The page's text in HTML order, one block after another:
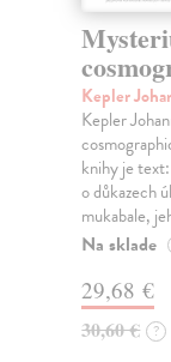
Kepler
Kepler
knihy je
o důkazech
mukabale,
Na sklade
29,68 €
30,60 € ?